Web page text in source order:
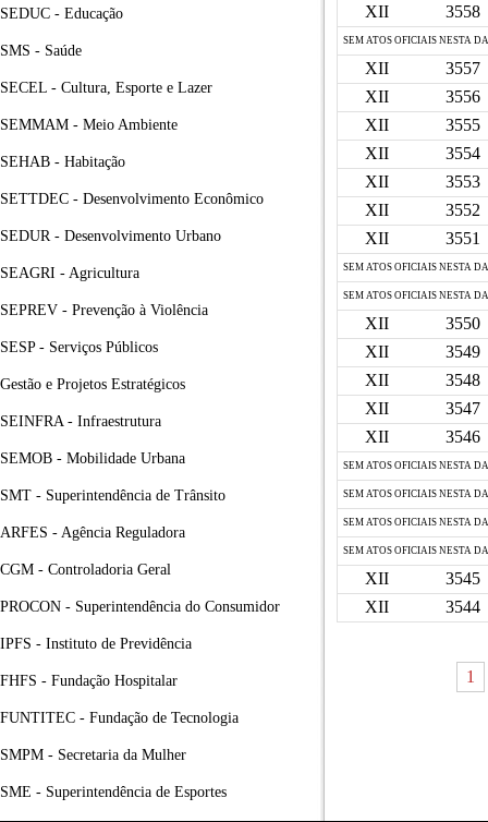
SEDUC - Educação
SMS - Saúde
SECEL - Cultura, Esporte e Lazer
SEMMAM - Meio Ambiente
SEHAB - Habitação
SETTDEC - Desenvolvimento Econômico
SEDUR - Desenvolvimento Urbano
SEAGRI - Agricultura
SEPREV - Prevenção à Violência
SESP - Serviços Públicos
Gestão e Projetos Estratégicos
SEINFRA - Infraestrutura
SEMOB - Mobilidade Urbana
SMT - Superintendência de Trânsito
ARFES - Agência Reguladora
CGM - Controladoria Geral
PROCON - Superintendência do Consumidor
IPFS - Instituto de Previdência
FHFS - Fundação Hospitalar
FUNTITEC - Fundação de Tecnologia
SMPM - Secretaria da Mulher
SME - Superintendência de Esportes
XII 3558
SEM ATOS OFICIAIS NESTA
XII
3557
XII
3556
XII
3555
XII
3554
XII
3553
XII
3552
XII
3551
SEM ATOS OFICIAIS NESTA
SEM ATOS OFICIAIS NESTA
XII
3550
XII
3549
XII
3548
XII
3547
XII
3546
SEM ATOS OFICIAIS NESTA
SEM ATOS OFICIAIS NESTA
SEM ATOS OFICIAIS NESTA
SEM ATOS OFICIAIS NESTA
XII
3545
XII
3544
1